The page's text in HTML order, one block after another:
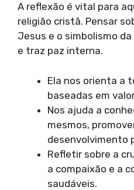
A reflexão é vital para
religião cristã. Pensar
Jesus e o simbolismo
e traz paz interna.
Ela nos orienta a
baseadas em
Nos ajuda a
mesmos,
desenvolvimento
Refletir sobre a
a compaixão e a
saudáveis.